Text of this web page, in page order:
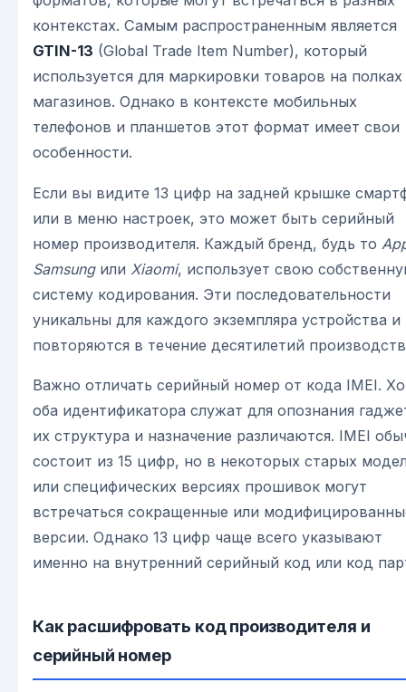
контекстах. Самым распространенным является
GTIN-13 (Global Trade Item Number), который
используется для маркировки товаров на полках
магазинов. Однако в контексте мобильных
телефонов и планшетов этот формат имеет свои
особенности.
Если вы видите 13 цифр на задней крышке
или в меню настроек, это может быть серийный
номер производителя. Каждый бренд, будь то
Samsungили Xiaomi, использует свою
систему кодирования. Эти последовательности
уникальны для каждого экземпляра устройства и
повторяются в течение десятилетий
Важно отличать серийный номер от кода IMEI.
оба идентификатора служат для опознания
их структура и назначение различаются. IMEI
состоит из 15 цифр, но в некоторых старых
или специфических версиях прошивок могут
встречаться сокращенные или
версии. Однако 13 цифр чаще всего указывают
именно на внутренний серийный код или код
Как расшифровать код производителя и
серийный номер